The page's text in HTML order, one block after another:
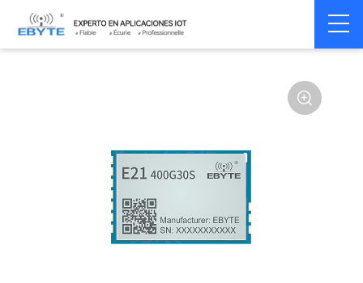
Home > Module > SPI/SOC/UART
